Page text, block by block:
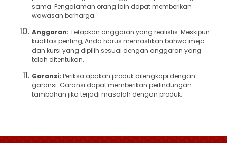
sama. Pengalaman orang lain dapat memberikan
wawasan berharga.
Anggaran: Tetapkan anggaran yang realistis. Meskipun
kualitas penting, Anda harus memastikan bahwa meja
dan kursi yang dipilih sesuai dengan anggaran yang
telah ditentukan.
Garansi: Periksa apakah produk dilengkapi dengan
garansi. Garansi dapat memberikan perlindungan
tambahan jika terjadi masalah dengan produk.